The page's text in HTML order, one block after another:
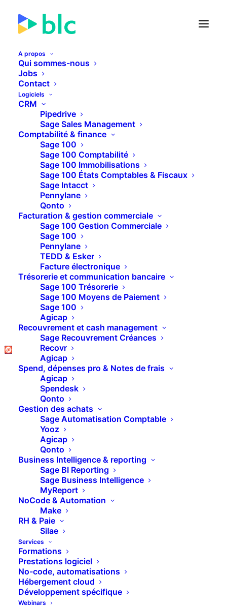
A propos
Qui sommes-nous
Jobs
Contact
Logiciels
CRM
Pipedrive
Sage Sales Management
Comptabilité & finance
Sage 100
Sage 100 Comptabilité
Sage 100 Immobilisations
Sage 100 États Comptables & Fiscaux
Sage Intacct
Pennylane
Qonto
Facturation & gestion commerciale
Sage 100 Gestion Commerciale
Sage 100
Pennylane
TEDD & Esker
Facture électronique
Trésorerie et communication bancaire
Sage 100 Trésorerie
Sage 100 Moyens de Paiement
Sage 100
Agicap
Recouvrement et cash management
Sage Recouvrement Créances
Recovr
Agicap
Spend, dépenses pro & Notes de frais
Agicap
Spendesk
Qonto
Gestion des achats
Sage Automatisation Comptable
Yooz
Agicap
Qonto
Business Intelligence & reporting
Sage BI Reporting
Sage Business Intelligence
MyReport
NoCode & Automation
Make
RH & Paie
Silae
Services
Formations
Prestations logiciel
No-code, automatisations
Hébergement cloud
Développement spécifique
Webinars
🚀 Lancement de la Facture
22JOURS12HEURES49
PLUS D'INFOS
#9 MyReport Builder
BE – Comment créer
un filtre zone ?
Comment créer un
filtre zone dans
MyReport Builder BE ?
Un filtre zonepermet à l’utilisateur de choisir la
valeur du filtre directement dans une cellule
nommée d’Excel.